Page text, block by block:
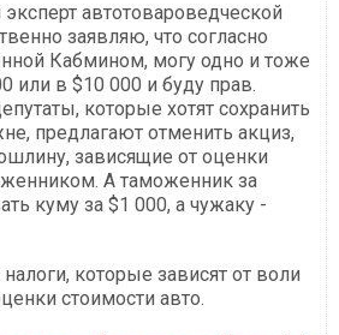
автотовароведческой
заявляю, что согласно
Кабмином, могу одно и тоже
или в $10 000 и буду прав.
которые хотят сохранить
предлагают отменить акциз,
зависящие от оценки
А таможенник за
куму за $1 000, а чужаку -
которые зависят от воли
стоимости авто.